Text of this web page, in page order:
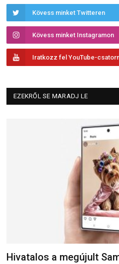
Kövess minket Twitteren
Kövess minket Instagramon
Iratkozz fel YouTube-
EZEKRŐL SE MARADJ LE
Hivatalos a megújult